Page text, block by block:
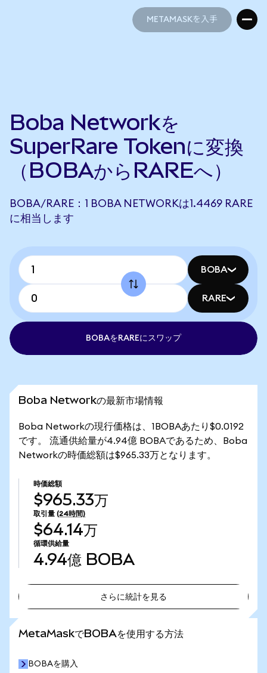
METAMASKを入手
Boba Networkを
SuperRare Tokenに変換
（BOBAからRAREへ）
BOBA/RARE：1 BOBA NETWORKは1.4469 RARE
に相当します
BOBA
RARE
BOBAをRAREにスワップ
Boba Networkの最新市場情報
Boba Networkの現行価格は、1BOBAあたり$0.0192
です。 流通供給量が4.94億 BOBAであるため、Boba
Networkの時価総額は$965.33万となります。
時価総額
$965.33万
取引量 (24時間)
$64.14万
循環供給量
4.94億 BOBA
さらに統計を見る
MetaMaskでBOBAを使用する方法
BOBAを購入